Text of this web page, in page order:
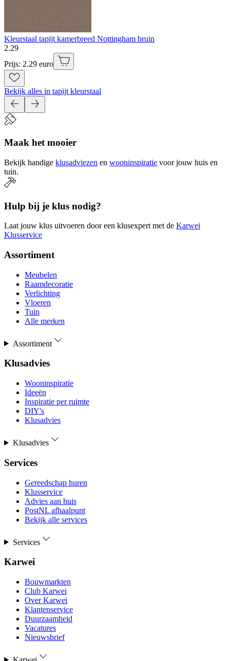
Kleurstaal tapijt kamerbreed Nottingham bruin
2.29
Prijs: 2.29 euro
Bekijk alles in tapijt kleurstaal
Maak het mooier
Bekijk handige klusadviezen en wooninspiratie voor jouw huis en
tuin.
Hulp bij je klus nodig?
Laat jouw klus uitvoeren door een klusexpert met de Karwei
Klusservice
Assortiment
Meubelen
Raamdecoratie
Verlichting
Vloeren
Tuin
Alle merken
Assortiment
Klusadvies
Wooninspiratie
Ideeën
Inspiratie per ruimte
DIY's
Klusadvies
Klusadvies
Services
Gereedschap huren
Klusservice
Advies aan huis
PostNL afhaalpunt
Bekijk alle services
Services
Karwei
Bouwmarkten
Club Karwei
Over Karwei
Klantenservice
Duurzaamheid
Vacatures
Nieuwsbrief